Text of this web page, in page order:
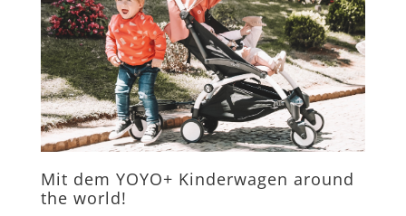
Mit dem YOYO+ Kinderwagen around
the world!